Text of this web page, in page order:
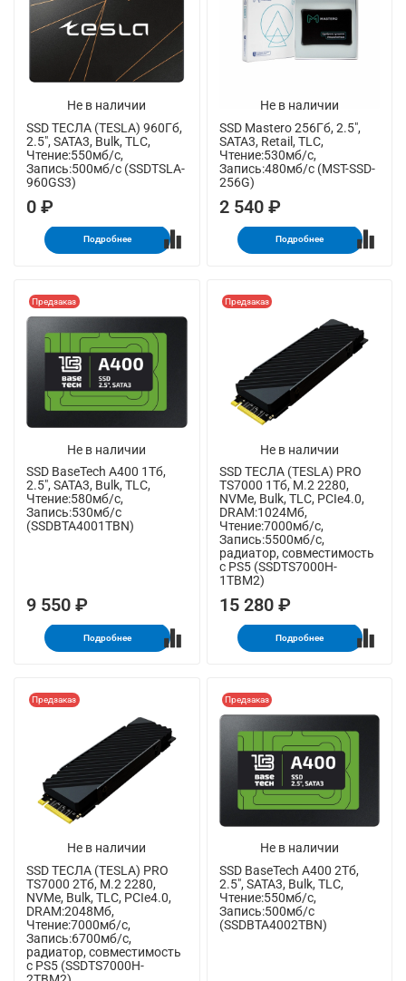
Не в наличии
SSD ТЕСЛА (TESLA) 960Гб,
2.5", SATA3, Bulk, TLC,
Чтение:550мб/с,
Запись:500мб/с (SSDTSLA-
960GS3)
0 ₽
Подробнее
Не в наличии
SSD Mastero 256Гб, 2.5",
SATA3, Retail, TLC,
Чтение:530мб/с,
Запись:480мб/с (MST-SSD-
256G)
2 540 ₽
Подробнее
Не в наличии
Предзаказ
SSD BaseTech A400 1Тб,
2.5", SATA3, Bulk, TLC,
Чтение:580мб/с,
Запись:530мб/с
(SSDBTA4001TBN)
9 550 ₽
Подробнее
Не в наличии
Предзаказ
SSD ТЕСЛА (TESLA) PRO
TS7000 1Тб, M.2 2280,
NVMe, Bulk, TLC, PCIe4.0,
DRAM:1024Мб,
Чтение:7000мб/с,
Запись:5500мб/с,
радиатор, совместимость
с PS5 (SSDTS7000H-
1TBM2)
15 280 ₽
Подробнее
Не в наличии
Предзаказ
SSD ТЕСЛА (TESLA) PRO
TS7000 2Тб, M.2 2280,
NVMe, Bulk, TLC, PCIe4.0,
DRAM:2048Мб,
Чтение:7000мб/с,
Запись:6700мб/с,
радиатор, совместимость
с PS5 (SSDTS7000H-
Не в наличии
Предзаказ
SSD BaseTech A400 2Тб,
2.5", SATA3, Bulk, TLC,
Чтение:550мб/с,
Запись:500мб/с
(SSDBTA4002TBN)